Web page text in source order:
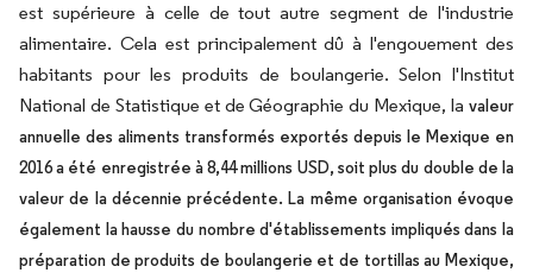
est supérieure à celle de tout autre segment de l'industrie
alimentaire. Cela est principalement dû à l'engouement des
habitants pour les produits de boulangerie. Selon l'Institut
National de Statistique et de Géographie du Mexique, la valeur
annuelle des aliments transformés exportés depuis le Mexique en
2016 a été enregistrée à 8,44 millions USD, soit plus du double de la
valeur de la décennie précédente. La même organisation évoque
également la hausse du nombre d'établissements impliqués dans la
préparation de produits de boulangerie et de tortillas au Mexique,